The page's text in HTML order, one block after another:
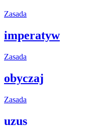
Zasada
imperatyw
Zasada
obyczaj
Zasada
uzus